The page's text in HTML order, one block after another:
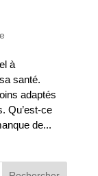
à
santé.
adaptés
Qu’est-ce
de...